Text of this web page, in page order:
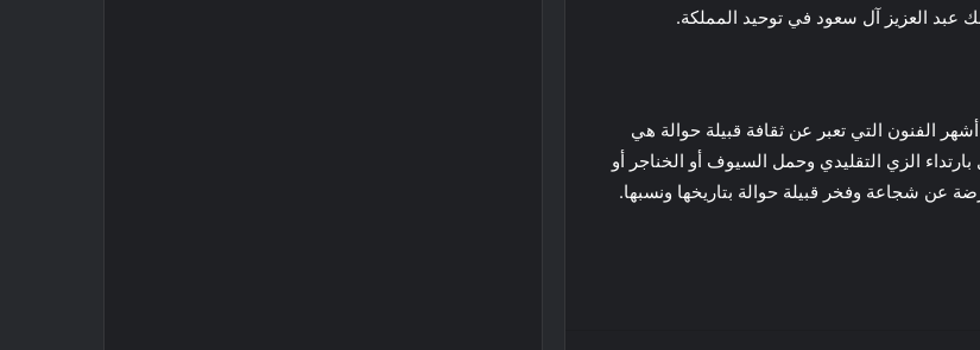
عبد العزيز آل سعود في توحيد المملكة.
الفنون التي تعبر عن ثقافة قبيلة حوالة هي
الزي التقليدي وحمل السيوف أو الخناجر أو
عن شجاعة وفخر قبيلة حوالة بتاريخها ونسبها.